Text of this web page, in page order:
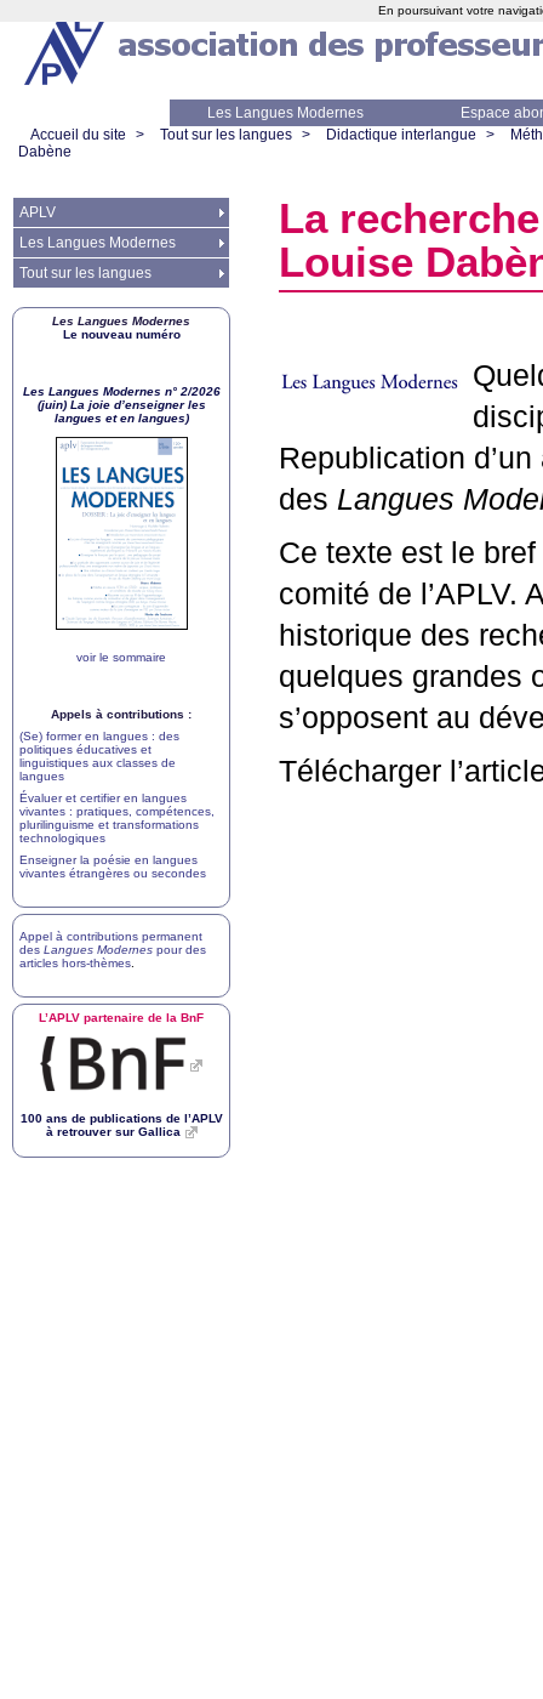
Les Langues Modernes
Espace
Accueil du site
> Tout sur les langues > Didactique interlangue >
Dabène
La
Louise
Republication
des Langues
Ce texte est le
comité de l’APLV.
historique des
quelques grandes
s’opposent au
Télécharger
APLV
Les Langues Modernes
Tout sur les langues
Les Langues Modernes
Le nouveau numéro
Les Langues Modernes n° 2/2026
(juin) La joie d’enseigner les
langues et en langues)
voir le sommaire
Appels à contributions :
(Se) former en langues : des
politiques éducatives et
linguistiques aux classes de
langues
Évaluer et certifier en langues
vivantes : pratiques, compétences,
plurilinguisme et transformations
technologiques
Enseigner la poésie en langues
vivantes étrangères ou secondes
Appel à contributions permanent
des Langues Modernes pour des
articles hors-thèmes
L’APLV partenaire de la BnF
100 ans de publications de l’APLV
à retrouver sur Gallica
En poursuivant votre